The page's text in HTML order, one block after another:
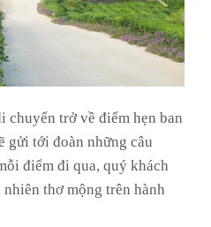
chuyển trở về điểm hẹn ban
gửi tới đoàn những câu
điểm đi qua, quý khách
thơ mộng trên hành